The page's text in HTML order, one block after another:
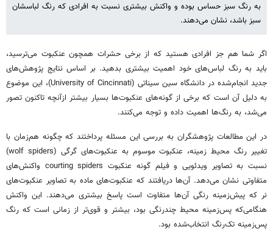
به رنگ سبز حساس بوده و واکنش بیشتری نسبت به افرادی که رنگ لباسشان
سبز باشد، نشان می‌دهند.
اگر شما هم جز افرادی هستید که از برخی حشرات همچون عنکبوت می‌ترسید،
باید به رنگ لباس‌های خود اهمیت بیشتری بدهید. بر اساس نتایج پژوهش‌های
جدید انجام‌شده در دانشگاه سین سیناتی (University of Cincinnati)، این موضوع
به دلیل آن است که برخی از گونه‌های عنکبوت‌ها بسیار بیشتر ازآنچه تاکنون تصور
می‌شد، به رنگ‌ها اهمیت داده و توجه می‌کنند.
در این مطالعات پژوهشگران به بررسی این مسئله پرداختند که چگونه هم‌زمان با
تغییر رنگ محیط زمینه، عنکبوت موسوم به عنکبوت‌های گرگی (wolf spiders)
نسبت به تصاویر ویدئویی و فیلم گونه عنکبوت courting spiders واکنش‌های
متفاوتی نشان می‌دهد. آن‌ها دریافتند که عنکبوت‌های ماده به تصاویر عنکبوت‌های
نر که ‌پیش‌زمینه رنگی آن‌ها متفاوت است پاسخ بیشتری می‌دهند. این واکنش
هنگامی‌که پس‌زمینه محیط چندرنگی بود، بیشتر و قوی‌تر از زمانی است که رنگ
پس‌زمینه تک‌رنگ انتخاب‌شده بود.